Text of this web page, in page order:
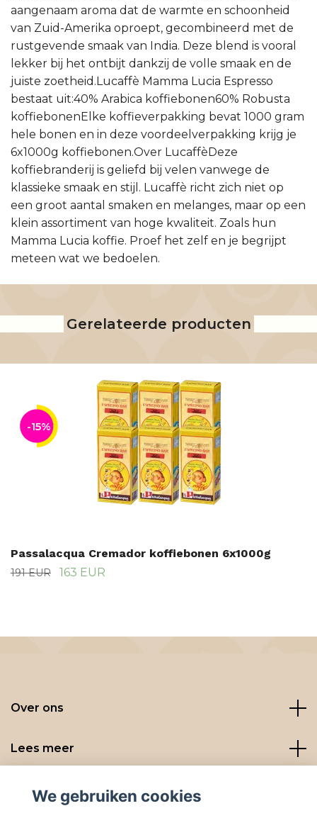
aangenaam aroma dat de warmte en schoonheid
van Zuid-Amerika oproept, gecombineerd met de
rustgevende smaak van India. Deze blend is vooral
lekker bij het ontbijt dankzij de volle smaak en de
juiste zoetheid.Lucaffè Mamma Lucia Espresso
bestaat uit:40% Arabica koffiebonen60% Robusta
koffiebonenElke koffieverpakking bevat 1000 gram
hele bonen en in deze voordeelverpakking krijg je
6x1000g koffiebonen.Over LucaffèDeze
koffiebranderij is geliefd bij velen vanwege de
klassieke smaak en stijl. Lucaffè richt zich niet op
een groot aantal smaken en melanges, maar op een
klein assortiment van hoge kwaliteit. Zoals hun
Mamma Lucia koffie. Proef het zelf en je begrijpt
meteen wat we bedoelen.
Gerelateerde producten
-15%
Passalacqua Cremador koffiebonen 6x1000g
191 EUR 163 EUR
Over ons
Lees meer
Social media
We gebruiken cookies